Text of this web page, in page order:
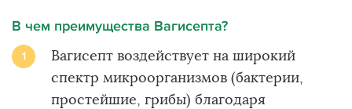
В чем преимущества Вагисепта?
Вагисепт воздействует на широкий
спектр микроорганизмов (бактерии,
простейшие, грибы) благодаря